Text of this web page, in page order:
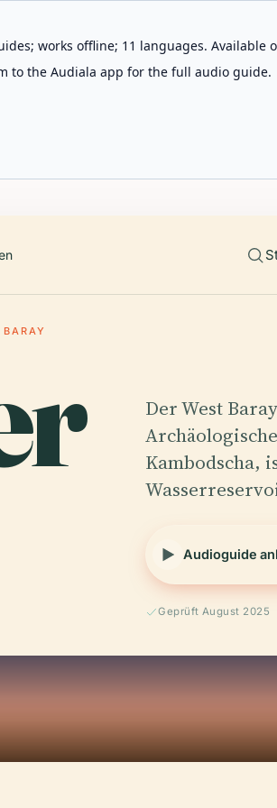
works offline; 11 languages. Available
to the Audiala app for the full audio guide.
Der West
Kambodscha,
Audioguide
Geprüft August 2025